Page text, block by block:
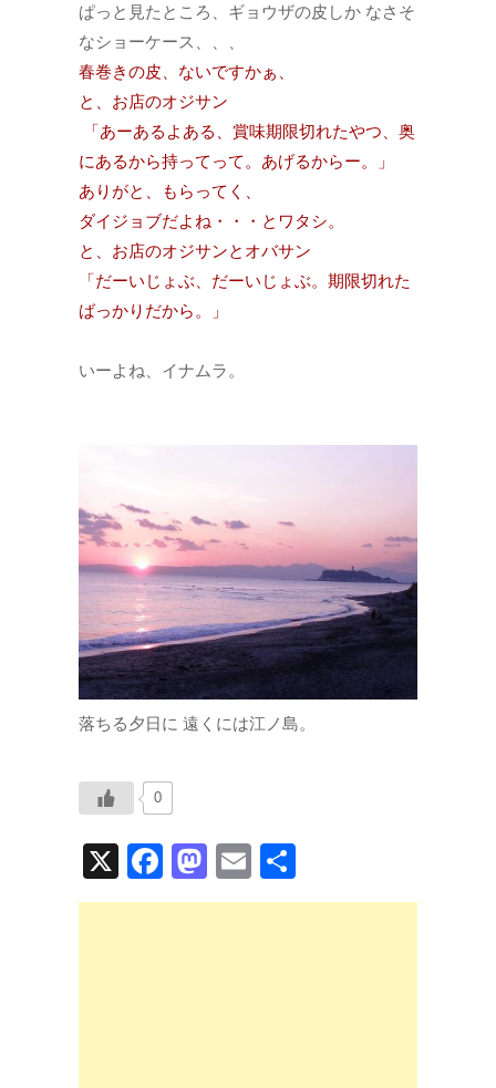
ぱっと見たところ、ギョウザの皮しか なさそ
なショーケース、、、
春巻きの皮、ないですかぁ、
と、お店のオジサン
「あーあるよある、賞味期限切れたやつ、奥
にあるから持ってって。あげるからー。」
ありがと、もらってく、
ダイジョブだよね・・・とワタシ。
と、お店のオジサンとオバサン
「だーいじょぶ、だーいじょぶ。期限切れた
ばっかりだから。」
いーよね、イナムラ。
落ちる夕日に 遠くには江ノ島。
0
X
F
a
M
a
E
m 有